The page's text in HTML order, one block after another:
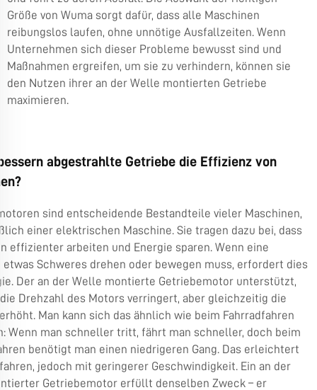
Größe von Wuma sorgt dafür, dass alle Maschinen
reibungslos laufen, ohne unnötige Ausfallzeiten. Wenn
Unternehmen sich dieser Probleme bewusst sind und
Maßnahmen ergreifen, um sie zu verhindern, können sie
den Nutzen ihrer an der Welle montierten Getriebe
maximieren.
abgestrahlte Getriebe die Effizienz von
sind entscheidende Bestandteile vieler Maschinen,
einer elektrischen Maschine. Sie tragen dazu bei, dass
effizienter arbeiten und Energie sparen. Wenn eine
etwas Schweres drehen oder bewegen muss, erfordert dies
Der an der Welle montierte Getriebemotor unterstützt,
Drehzahl des Motors verringert, aber gleichzeitig die
Man kann sich das ähnlich wie beim Fahrradfahren
Wenn man schneller tritt, fährt man schneller, doch beim
benötigt man einen niedrigeren Gang. Das erleichtert
jedoch mit geringerer Geschwindigkeit. Ein an der
Getriebemotor erfüllt denselben Zweck – er